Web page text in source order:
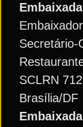
Secretário-
SCLRN
Brasília/DF